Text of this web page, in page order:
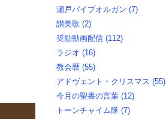
瀬戸パイプオルガン (7)
讃美歌 (2)
奨励動画配信 (112)
ラジオ (16)
教会暦 (55)
アドヴェント・クリスマス (55)
今月の聖書の言葉 (12)
トーンチャイム隊 (7)